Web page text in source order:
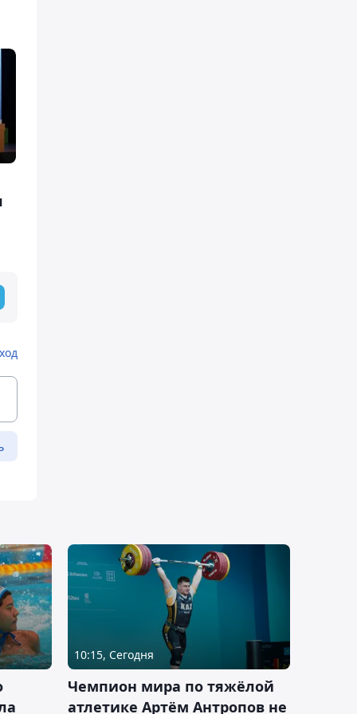
10:15, Сегодня
Чемпион мира по тяжёлой
атлетике Артём Антропов не